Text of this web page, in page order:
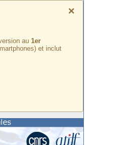
×
au 1er
et inclut